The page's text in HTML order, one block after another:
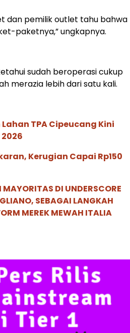
dan pemilik outlet tahu bahwa
paketnya,” ungkapnya.
sudah beroperasi cukup
merazia lebih dari satu kali.
TPA Cipeucang Kini
Kerugian Capai Rp150
DI UNDERSCORE
SEBAGAI LANGKAH
MEREK MEWAH ITALIA